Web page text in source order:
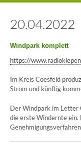
Kontaktformular
20.04.2022
Windpark komplett
https://
Im Kreis Coesfeld
Strom und künftig
Der Windpark im
die erste Windernte ein.